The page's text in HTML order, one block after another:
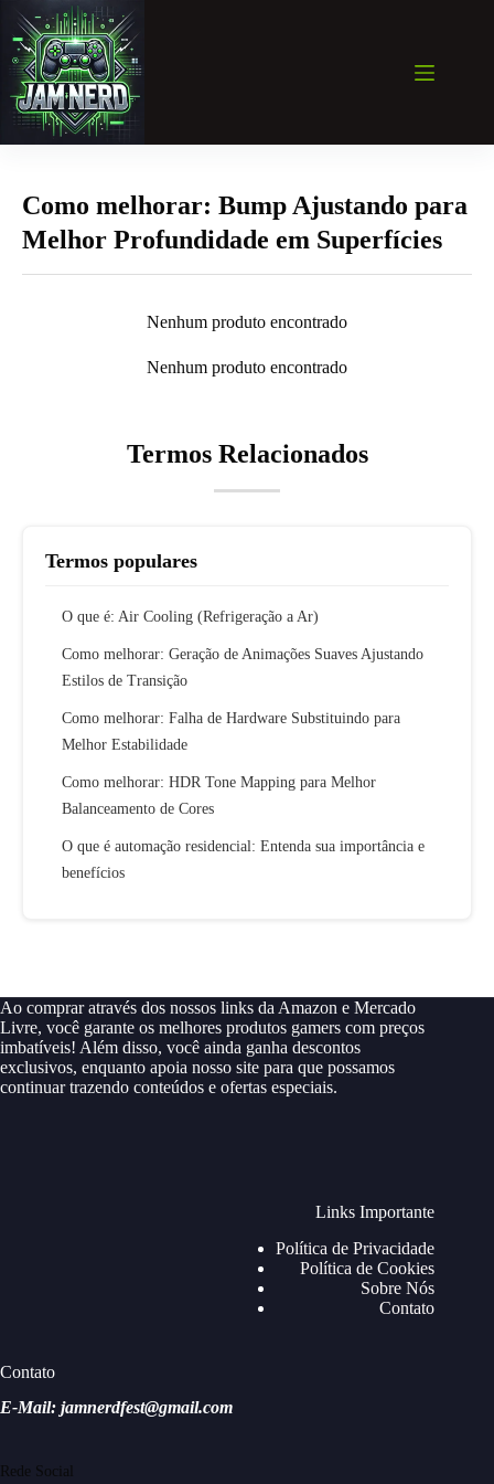
para
conteúdo
Como melhorar: Bump Ajustando para
Melhor Profundidade em Superfícies
Nenhum produto encontrado
Nenhum produto encontrado
Termos Relacionados
Termos populares
O que é: Air Cooling (Refrigeração a Ar)
Como melhorar: Geração de Animações Suaves Ajustando
Estilos de Transição
Como melhorar: Falha de Hardware Substituindo para
Melhor Estabilidade
Como melhorar: HDR Tone Mapping para Melhor
Balanceamento de Cores
O que é automação residencial: Entenda sua importância e
benefícios
Ao comprar através dos nossos links da Amazon e Mercado
Livre, você garante os melhores produtos gamers com preços
imbatíveis! Além disso, você ainda ganha descontos
exclusivos, enquanto apoia nosso site para que possamos
continuar trazendo conteúdos e ofertas especiais.
Links Importante
Política de Privacidade
Política de Cookies
Sobre Nós
Contato
Contato
E-Mail: jamnerdfest@gmail.com
Rede Social